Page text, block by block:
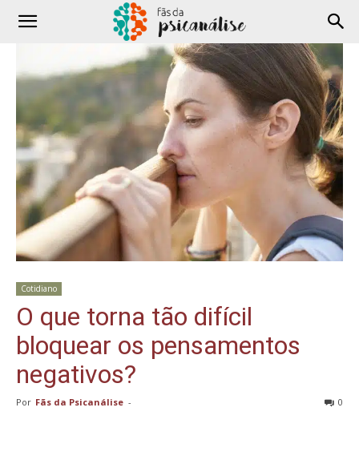
Cotidiano
O que torna tão difícil
bloquear os pensamentos
negativos?
Por Fãs da Psicanálise - 0